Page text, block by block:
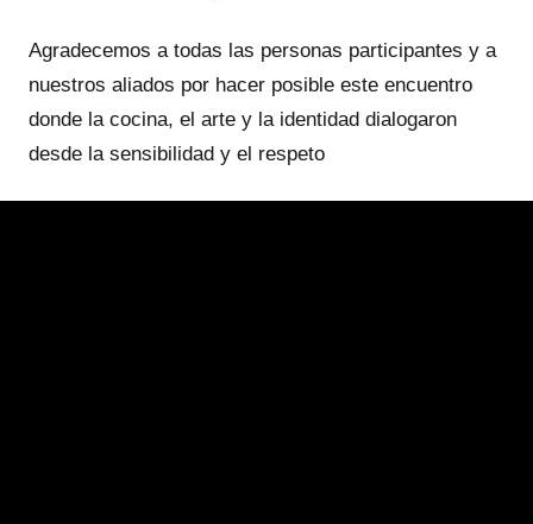
Agradecemos a todas las personas participantes y a
nuestros aliados por hacer posible este encuentro
donde la cocina, el arte y la identidad dialogaron
desde la sensibilidad y el respeto